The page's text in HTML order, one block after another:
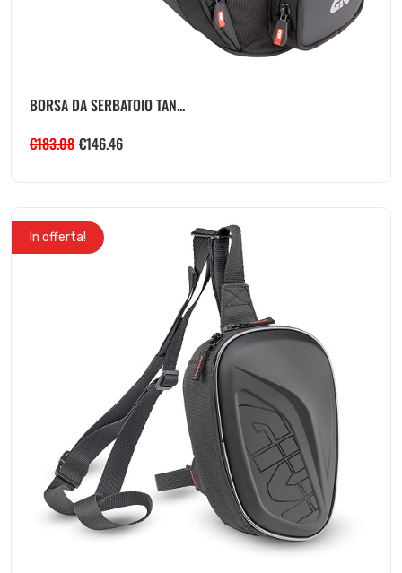
BORSA DA SERBATOIO TAN...
€183.08 €146.46
In offerta!